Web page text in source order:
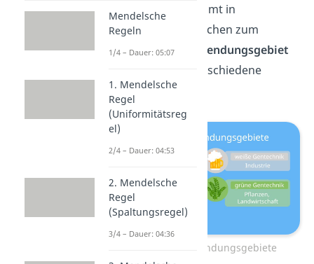
Die Gentechnik
kommt in
verschiedenen Bereichen zum
Einsatz. Je nach
Anwendungsgebiet
bilden sich dabei verschiedene
Gruppen.
Gentechnik Anwendungsgebiete
Mendelsche
Regeln
1/4 – Dauer: 05:07
1. Mendelsche
Regel
(Uniformitätsreg
el)
2/4 – Dauer: 04:53
2. Mendelsche
Regel
(Spaltungsregel)
3/4 – Dauer: 04:36